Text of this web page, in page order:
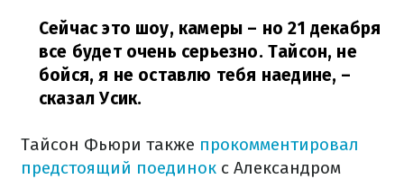
Сейчас это шоу, камеры – но 21 декабря
все будет очень серьезно. Тайсон, не
бойся, я не оставлю тебя наедине, –
сказал Усик.
Тайсон Фьюри также прокомментировал
предстоящий поединок с Александром